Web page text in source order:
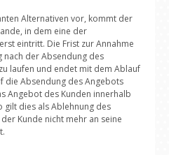
Alternativen vor, kommt der
in dem eine der
eintritt. Die Frist zur Annahme
nach der Absendung des
laufen und endet mit dem Ablauf
die Absendung des Angebots
Angebot des Kunden innerhalb
gilt dies als Ablehnung des
Kunde nicht mehr an seine